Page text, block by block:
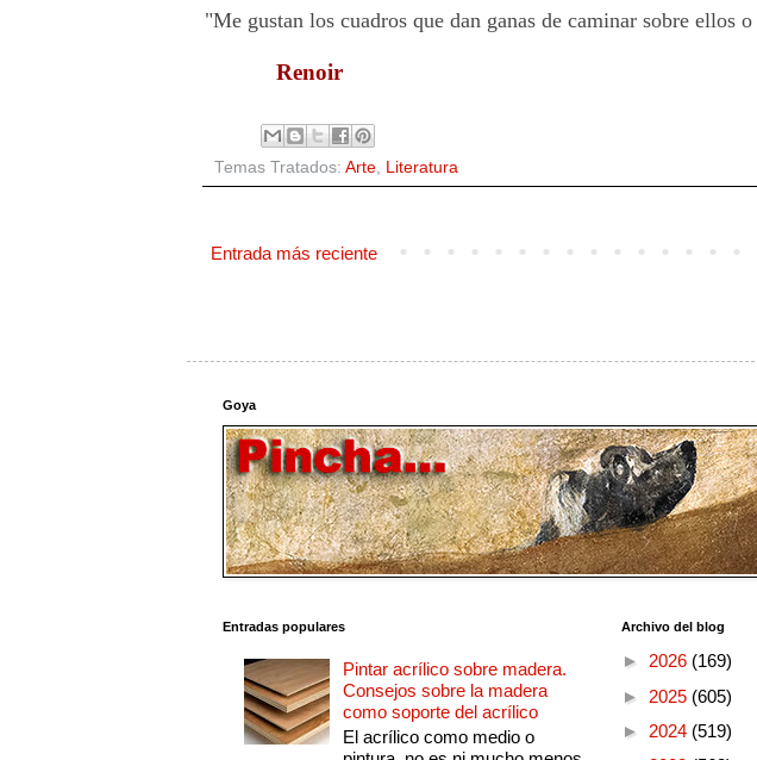
"Me gustan los cuadros que dan ganas de caminar sobre ellos
Renoir
Temas Tratados: Arte, Literatura
Entrada más reciente
Goya
Entradas populares
Pintar acrílico sobre madera.
Consejos sobre la madera
como soporte del acrílico
El acrílico como medio o
Archivo del blog
► 2026 (169)
► 2025 (605)
► 2024 (519)